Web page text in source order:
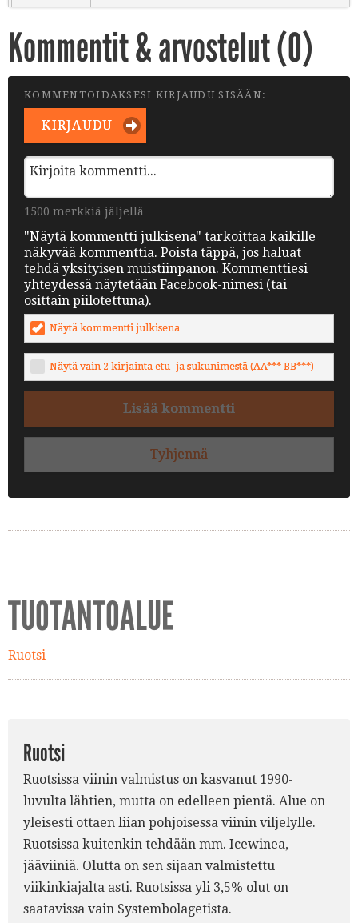
Kommentit & arvostelut (0)
KOMMENTOIDAKSESI KIRJAUDU SISÄÄN:
KIRJAUDU
1500 merkkiä jäljellä
"Näytä kommentti julkisena" tarkoittaa kaikille
näkyvää kommenttia. Poista täppä, jos haluat
tehdä yksityisen muistiinpanon. Kommenttiesi
yhteydessä näytetään Facebook-nimesi (tai
osittain piilotettuna).
Näytä kommentti julkisena
Näytä vain 2 kirjainta etu- ja sukunimestä (AA*** BB***)
Lisää kommentti
Tyhjennä
TUOTANTOALUE
Ruotsi
Ruotsi
Ruotsissa viinin valmistus on kasvanut 1990-
luvulta lähtien, mutta on edelleen pientä. Alue on
yleisesti ottaen liian pohjoisessa viinin viljelylle.
Ruotsissa kuitenkin tehdään mm. Icewinea,
jääviiniä. Olutta on sen sijaan valmistettu
viikinkiajalta asti. Ruotsissa yli 3,5% olut on
saatavissa vain Systembolagetista.